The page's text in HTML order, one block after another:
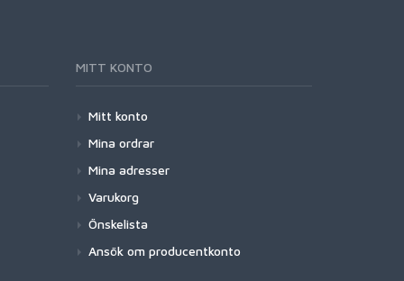
MITT KONTO
Mitt konto
Mina ordrar
Mina adresser
Varukorg
Önskelista
Ansök om producentkonto